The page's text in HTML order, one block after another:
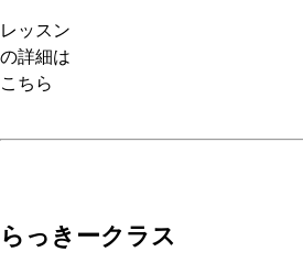
レッスン
の詳細は
こちら
らっきークラス